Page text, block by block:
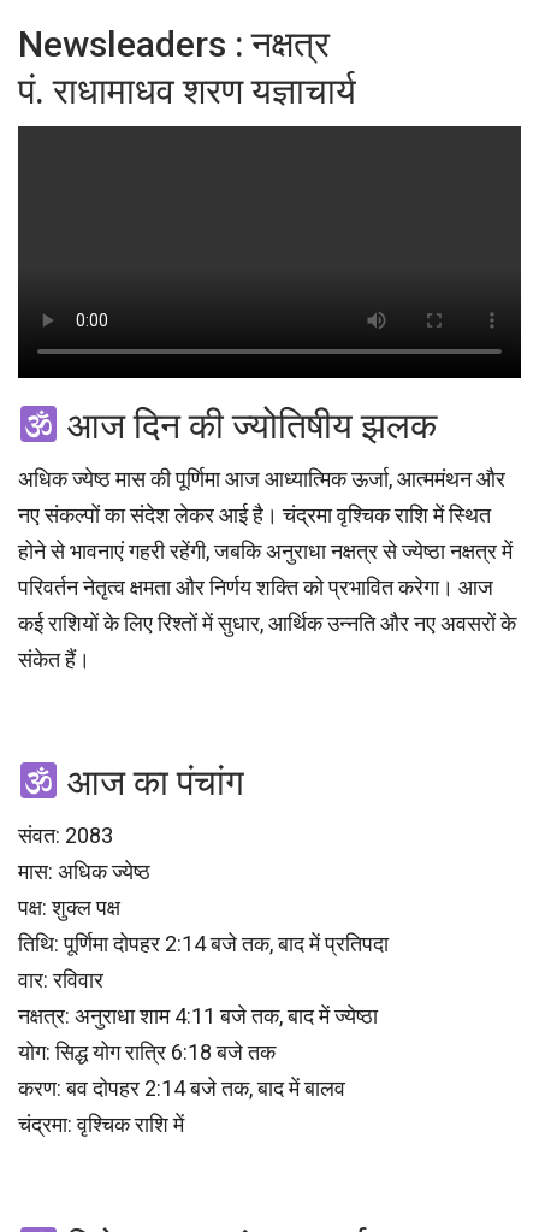
Newsleaders : नक्षत्र
पं. राधामाधव शरण यज्ञाचार्य
आज दिन की ज्योतिषीय झलक
अधिक ज्येष्ठ मास की पूर्णिमा आज आध्यात्मिक ऊर्जा, आत्ममंथन और
नए संकल्पों का संदेश लेकर आई है। चंद्रमा वृश्चिक राशि में स्थित
होने से भावनाएं गहरी रहेंगी, जबकि अनुराधा नक्षत्र से ज्येष्ठा नक्षत्र में
परिवर्तन नेतृत्व क्षमता और निर्णय शक्ति को प्रभावित करेगा। आज
कई राशियों के लिए रिश्तों में सुधार, आर्थिक उन्नति और नए अवसरों के
संकेत हैं।
आज का पंचांग
संवत: 2083
मास: अधिक ज्येष्ठ
पक्ष: शुक्ल पक्ष
तिथि: पूर्णिमा दोपहर 2:14 बजे तक, बाद में प्रतिपदा
वार: रविवार
नक्षत्र: अनुराधा शाम 4:11 बजे तक, बाद में ज्येष्ठा
योग: सिद्ध योग रात्रि 6:18 बजे तक
करण: बव दोपहर 2:14 बजे तक, बाद में बालव
चंद्रमा: वृश्चिक राशि में